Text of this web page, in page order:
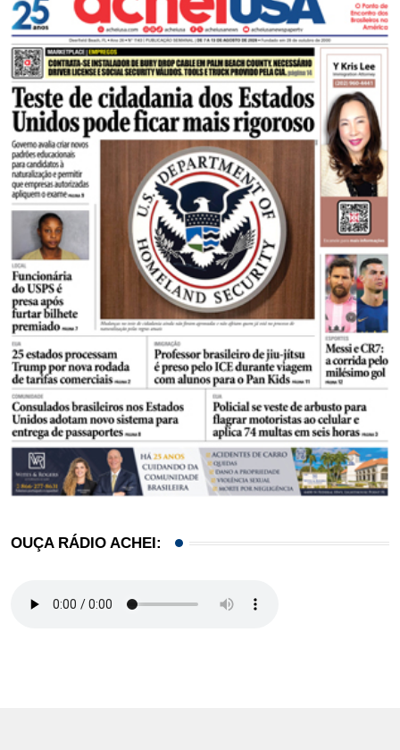
OUÇA RÁDIO ACHEI: